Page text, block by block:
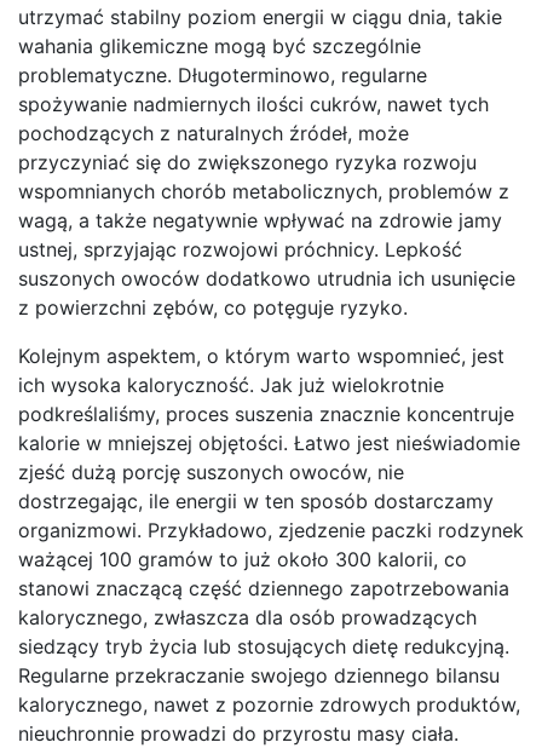
utrzymać stabilny poziom energii w ciągu dnia, takie
wahania glikemiczne mogą być szczególnie
problematyczne. Długoterminowo, regularne
spożywanie nadmiernych ilości cukrów, nawet tych
pochodzących z naturalnych źródeł, może
przyczyniać się do zwiększonego ryzyka rozwoju
wspomnianych chorób metabolicznych, problemów z
wagą, a także negatywnie wpływać na zdrowie jamy
ustnej, sprzyjając rozwojowi próchnicy. Lepkość
suszonych owoców dodatkowo utrudnia ich usunięcie
z powierzchni zębów, co potęguje ryzyko.
Kolejnym aspektem, o którym warto wspomnieć, jest
ich wysoka kaloryczność. Jak już wielokrotnie
podkreślaliśmy, proces suszenia znacznie koncentruje
kalorie w mniejszej objętości. Łatwo jest nieświadomie
zjeść dużą porcję suszonych owoców, nie
dostrzegając, ile energii w ten sposób dostarczamy
organizmowi. Przykładowo, zjedzenie paczki rodzynek
ważącej 100 gramów to już około 300 kalorii, co
stanowi znaczącą część dziennego zapotrzebowania
kalorycznego, zwłaszcza dla osób prowadzących
siedzący tryb życia lub stosujących dietę redukcyjną.
Regularne przekraczanie swojego dziennego bilansu
kalorycznego, nawet z pozornie zdrowych produktów,
nieuchronnie prowadzi do przyrostu masy ciała.